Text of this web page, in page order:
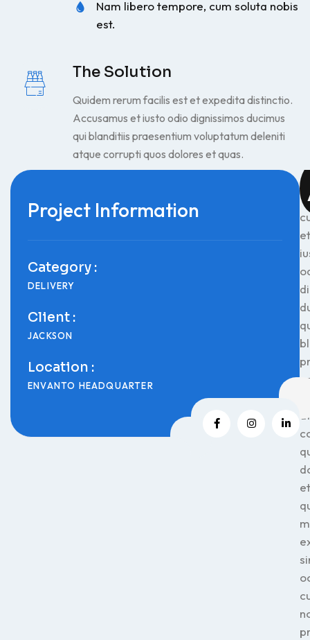
Nam libero tempore, cum soluta nobis
est.
The Solution
Quidem rerum facilis est et expedita distinctio.
Accusamus et iusto odio dignissimos ducimus
qui blanditiis praesentium voluptatum deleniti
atque corrupti quos dolores et quas.
Project Information
Category :
DELIVERY
Client :
JACKSON
Location :
ENVANTO HEADQUARTER
et
et